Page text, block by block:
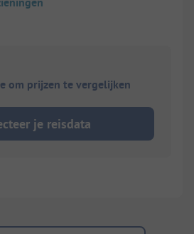
om prijzen te vergelijken
je reisdata